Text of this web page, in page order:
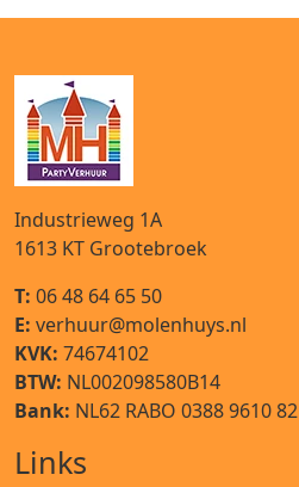
Industrieweg 1A
1613 KT Grootebroek
T: 06 48 64 65 50
E: verhuur@molenhuys.nl
KVK: 74674102
BTW: NL002098580B14
Bank: NL62 RABO 0388 9610 82
Links